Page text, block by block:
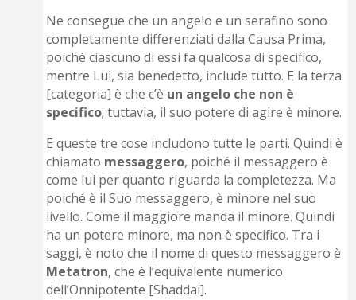
Ne consegue che un angelo e un serafino sono
completamente differenziati dalla Causa Prima,
poiché ciascuno di essi fa qualcosa di specifico,
mentre Lui, sia benedetto, include tutto. E la terza
[categoria] è che c’è un angelo che non è
specifico; tuttavia, il suo potere di agire è minore.
E queste tre cose includono tutte le parti. Quindi è
chiamato messaggero, poiché il messaggero è
come lui per quanto riguarda la completezza. Ma
poiché è il Suo messaggero, è minore nel suo
livello. Come il maggiore manda il minore. Quindi
ha un potere minore, ma non è specifico. Tra i
saggi, è noto che il nome di questo messaggero è
Metatron, che è l’equivalente numerico
dell’Onnipotente [Shaddai].